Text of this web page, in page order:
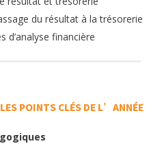
du résultat à la trésorerie
d’analyse financière
POINTS CLÉS DE L’ANNÉE